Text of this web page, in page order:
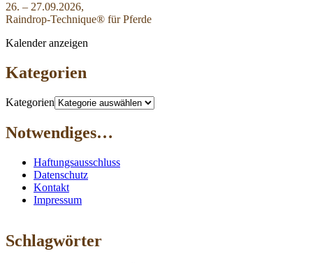
26. – 27.09.2026,
Raindrop-Technique® für Pferde
Kalender anzeigen
Kategorien
Kategorien
Notwendiges…
Haftungsausschluss
Datenschutz
Kontakt
Impressum
Schlagwörter